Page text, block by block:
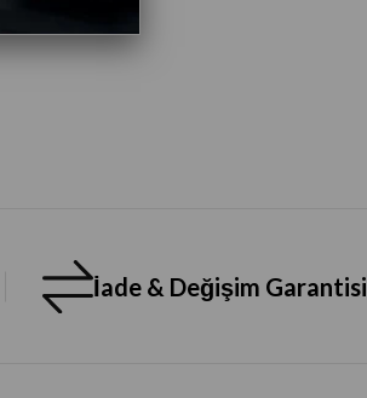
İade & Değişim Garantisi